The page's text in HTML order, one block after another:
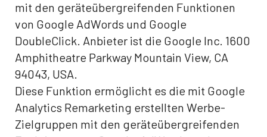
mit den geräteübergreifenden Funktionen
von Google AdWords und Google
DoubleClick. Anbieter ist die Google Inc. 1600
Amphitheatre Parkway Mountain View, CA
94043, USA.
Diese Funktion ermöglicht es die mit Google
Analytics Remarketing erstellten Werbe-
Zielgruppen mit den geräteübergreifenden